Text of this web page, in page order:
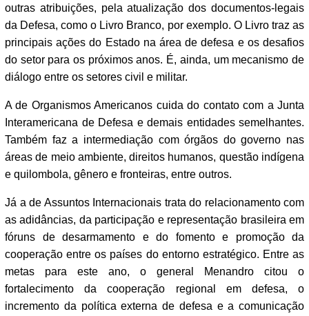
outras atribuições, pela atualização dos documentos-legais
da Defesa, como o Livro Branco, por exemplo. O Livro traz as
principais ações do Estado na área de defesa e os desafios
do setor para os próximos anos. É, ainda, um mecanismo de
diálogo entre os setores civil e militar.
A de Organismos Americanos cuida do contato com a Junta
Interamericana de Defesa e demais entidades semelhantes.
Também faz a intermediação com órgãos do governo nas
áreas de meio ambiente, direitos humanos, questão indígena
e quilombola, gênero e fronteiras, entre outros.
Já a de Assuntos Internacionais trata do relacionamento com
as adidâncias, da participação e representação brasileira em
fóruns de desarmamento e do fomento e promoção da
cooperação entre os países do entorno estratégico. Entre as
metas para este ano, o general Menandro citou o
fortalecimento da cooperação regional em defesa, o
incremento da política externa de defesa e a comunicação